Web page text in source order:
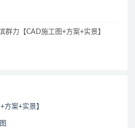
群力【CAD施工图+方案+实景】
方案+实景】